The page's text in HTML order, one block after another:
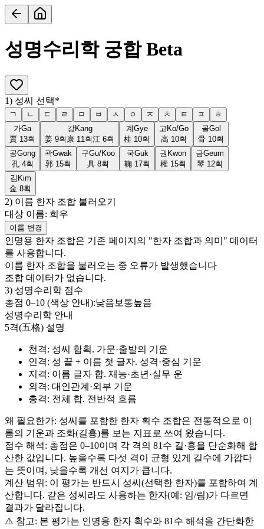
성명수리학 궁합Beta
1) 성씨 선택*
ㄱ ㄴ ㄷ ㄹ ㅁ ㅂ ㅅ ㅇ ㅈ ㅊ ㅌ ㅍ
ㅎ
가Ga
賈 13획
강Kang
姜 9획 康 11 획江 6획
계Gye
桂 10획
고 Ko/Go
高 10획
골Gol
骨 10획
공Gong
孔 4획
곽Gwak
郭 15획
구Gu/Koo
具 8획
국Guk
鞠 17획
권 Kwon
權 15획
금Geum
琴 12획
김 Kim
金 8획
2) 이름 한자 조합 불러오기
대상 이름: 희우
이름 변경
인명용 한자 조합은 기존 페이지의 "한자 조합과 의미" 데이터
를 사용합니다.
이름 한자 조합을 불러오는 중 오류가 발생했습니다
조합 데이터가 없습니다.
3) 성명수리학 점수
총점 0–10 (색상 안내):낮음 보통높음
성명수리학 안내
5격(五格) 설명
천격: 성씨 합획. 가문·출발의 기운
인격: 성 끝 + 이름 첫 글자. 성격·중심 기운
지격: 이름 글자 합. 재능·초년·실무 운
외격: 대인관계·외부 기운
총격: 전체 합. 전반적 흐름
왜 필요한가: 성씨를 포함한 한자 획수 조합은 전통적으로 이
름의 기운과 조화(길흉)를 보는 지표로 쓰여 왔습니다.
점수 해석: 총점은 0–10이며 각 격의 81수 길·흉을 단순화해 합
산한 값입니다. 높을수록 다섯 격이 균형 있게 길수에 가깝다
는 뜻이며, 낮을수록 개선 여지가 큽니다.
계산 범위: 이 평가는 반드시 성씨(선택한 한자)를 포함하여 계
산합니다. 같은 성씨라도 사용하는 한자(예: 임/림)가 다르면
결과가 달라집니다.
⚠️ 참고: 본 평가는 인명용 한자 획수와 81수 해석을 간단화한